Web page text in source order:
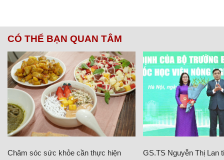
CÓ THỂ BẠN QUAN TÂM
Chăm sóc sức khỏe cần thực hiện
GS.TS Nguyễn Thị Lan